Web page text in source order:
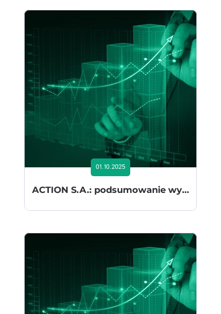
01.10.2025
ACTION S.A.: podsumowanie wyników za I półrocze 2025